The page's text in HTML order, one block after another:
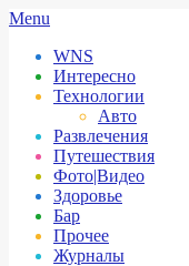
Skip
content
Secondary
Menu
Menu
WNS
Интересно
Технологии
Авто
Развлечения
Путешествия
Фото|Видео
Здоровье
Бар
Прочее
Журналы